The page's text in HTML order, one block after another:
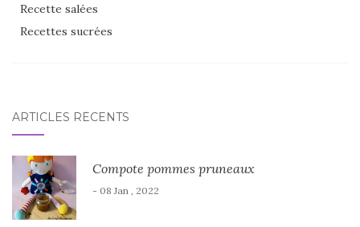
Recette salées
Recettes sucrées
ARTICLES RÉCENTS
Compote pommes pruneaux
- 08 Jan , 2022